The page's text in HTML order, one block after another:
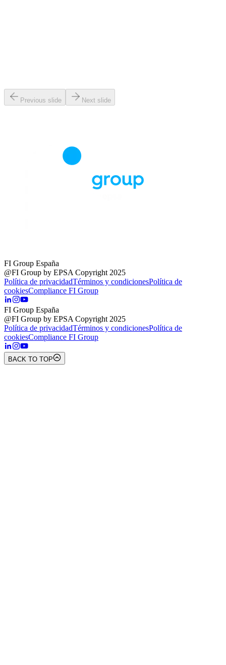
Previous slide Next slide
FI Group España
@FI Group by EPSA Copyright 2025
Política de privacidadTérminos y condicionesPolítica de
cookiesCompliance FI Group
FI Group España
@FI Group by EPSA Copyright 2025
Política de privacidadTérminos y condicionesPolítica de
cookiesCompliance FI Group
BACK TO TOP